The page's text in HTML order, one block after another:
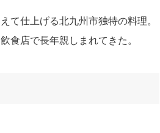
て仕上げる北九州市独特の料理。
食店で長年親しまれてきた。